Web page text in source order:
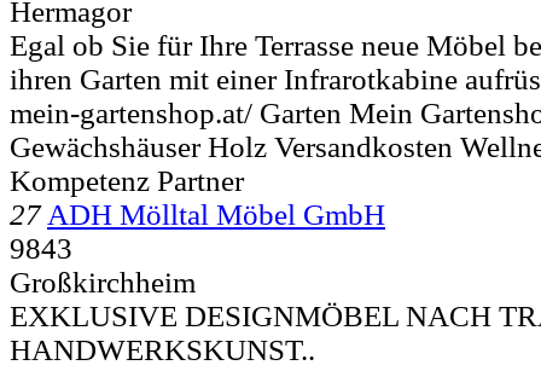
Hermagor
Egal ob Sie für Ihre Terrasse neue Möbel
ihren Garten mit einer Infrarotkabine
mein-gartenshop.at/ Garten Mein
Gewächshäuser Holz Versandkosten
Kompetenz Partner
27 ADH Mölltal Möbel GmbH
9843
Großkirchheim
EXKLUSIVE DESIGNMÖBEL NACH
HANDWERKSKUNST..